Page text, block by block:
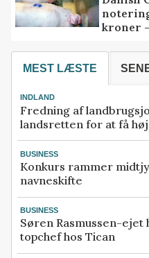
kroner
MEST LÆSTE
INDLAND
Fredning af
landsretten for at få
BUSINESS
Konkurs rammer
navneskifte
BUSINESS
Søren Rasmussen-ejet
topchef hos Tican